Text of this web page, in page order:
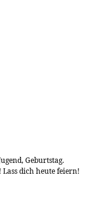
Geburtstag.
dich heute feiern!